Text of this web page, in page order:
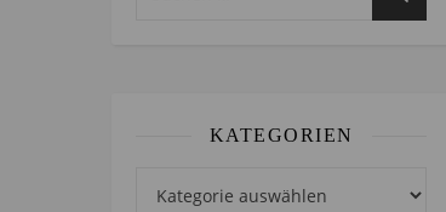
KATEGORIEN